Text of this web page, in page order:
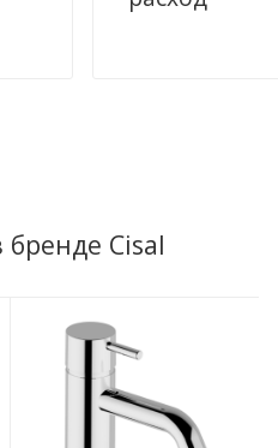
бренде Cisal